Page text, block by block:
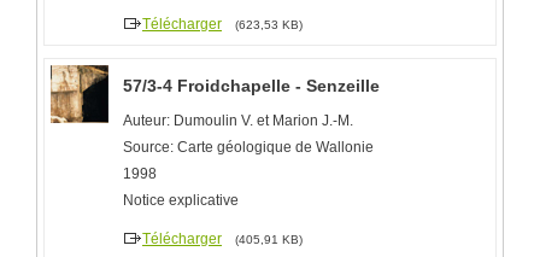
Télécharger (623,53 KB)
57/3-4 Froidchapelle - Senzeille
Auteur: Dumoulin V. et Marion J.-M.
Source: Carte géologique de Wallonie
1998
Notice explicative
Télécharger (405,91 KB)